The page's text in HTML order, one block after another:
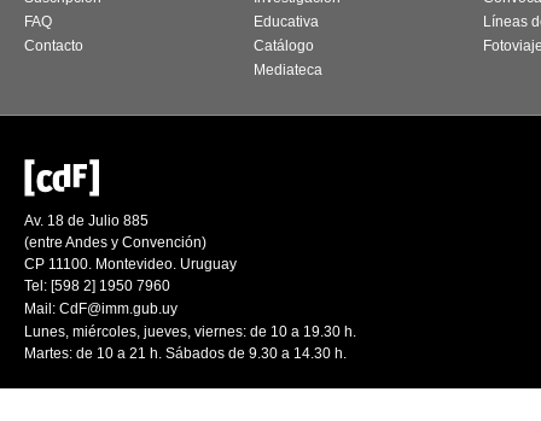
FAQ
Contacto
Educativa
Catálogo
Mediateca
Líneas
Av. 18 de Julio 885
(entre Andes y Convención)
CP 11100. Montevideo. Uruguay
Tel: [598 2] 1950 7960
Mail: CdF@imm.gub.uy
Lunes, miércoles, jueves, viernes: de 10 a 19.30 h.
Martes: de 10 a 21 h. Sábados de 9.30 a 14.30 h.